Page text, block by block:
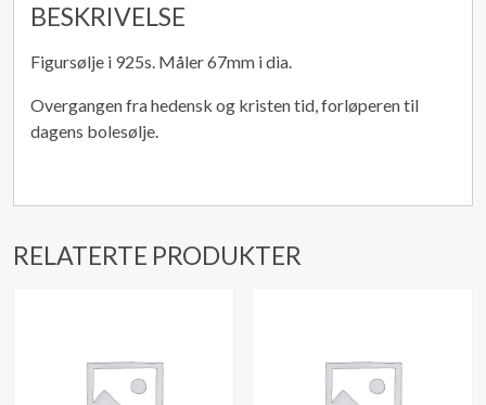
BESKRIVELSE
Figursølje i 925s. Måler 67mm i dia.
Overgangen fra hedensk og kristen tid, forløperen til
dagens bolesølje.
RELATERTE PRODUKTER